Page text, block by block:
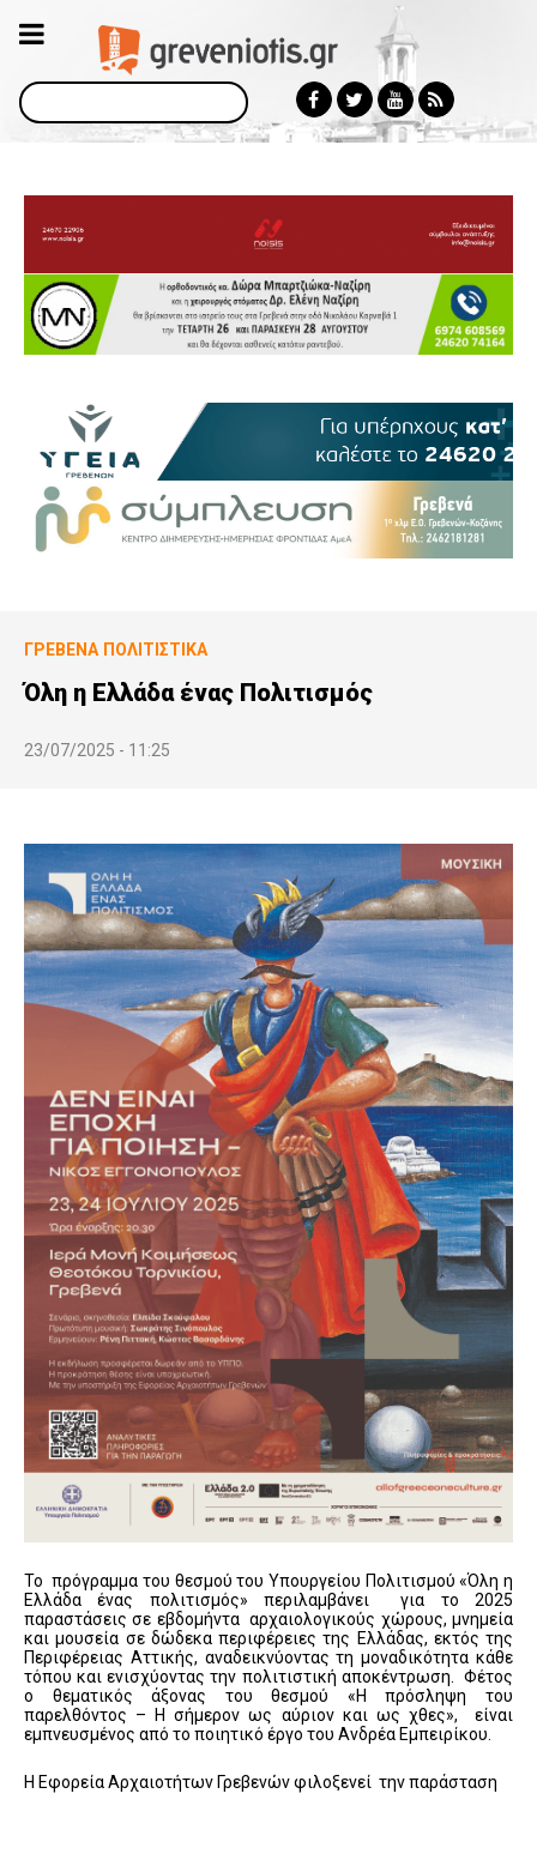
Αναζήτηση
ΓΡΕΒΕΝΆ ΠΟΛΙΤΙΣΤΙΚΆ
Όλη η Ελλάδα ένας Πολιτισμός
23/07/2025 - 11:25
Το πρόγραμμα του θεσμού του Υπουργείου Πολιτισμού «Όλη η
Ελλάδα ένας πολιτισμός» περιλαμβάνει για το 2025
παραστάσεις σε εβδομήντα αρχαιολογικούς χώρους, μνημεία
και μουσεία σε δώδεκα περιφέρειες της Ελλάδας, εκτός της
Περιφέρειας Αττικής, αναδεικνύοντας τη μοναδικότητα κάθε
τόπου και ενισχύοντας την πολιτιστική αποκέντρωση. Φέτος
ο θεματικός άξονας του θεσμού «Η πρόσληψη του
παρελθόντος – Η σήμερον ως αύριον και ως χθες», είναι
εμπνευσμένος από το ποιητικό έργο του Ανδρέα Εμπειρίκου.
Η Εφορεία Αρχαιοτήτων Γρεβενών φιλοξενεί την παράσταση